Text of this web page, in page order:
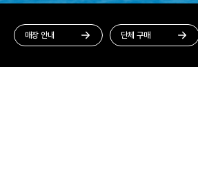
매장 안내 단체 구매